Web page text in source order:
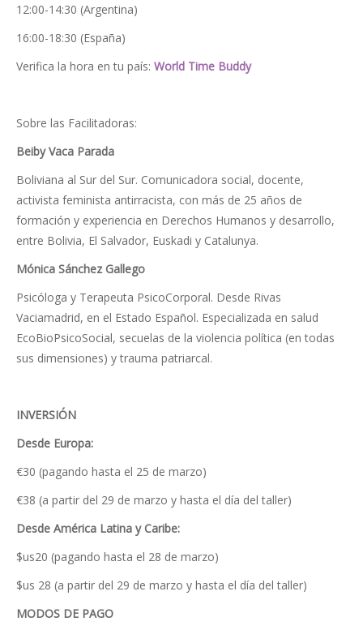
12:00-14:30 (Argentina)
16:00-18:30 (España)
Verifica la hora en tu país: World Time Buddy
Sobre las Facilitadoras:
Beiby Vaca Parada
Boliviana al Sur del Sur. Comunicadora social, docente,
activista feminista antirracista, con más de 25 años de
formación y experiencia en Derechos Humanos y desarrollo,
entre Bolivia, El Salvador, Euskadi y Catalunya.
Mónica Sánchez Gallego
Psicóloga y Terapeuta PsicoCorporal. Desde Rivas
Vaciamadrid, en el Estado Español. Especializada en salud
EcoBioPsicoSocial, secuelas de la violencia política (en todas
sus dimensiones) y trauma patriarcal.
INVERSIÓN
Desde Europa:
€30 (pagando hasta el 25 de marzo)
€38 (a partir del 29 de marzo y hasta el día del taller)
Desde América Latina y Caribe:
$us20 (pagando hasta el 28 de marzo)
$us 28 (a partir del 29 de marzo y hasta el día del taller)
MODOS DE PAGO